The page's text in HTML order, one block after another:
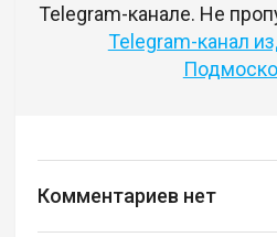
Telegram-канале. Не
Telegram-канал
Комментариев нет